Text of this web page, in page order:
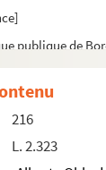
publique de
divers. I.- Études
216
L. 2.323